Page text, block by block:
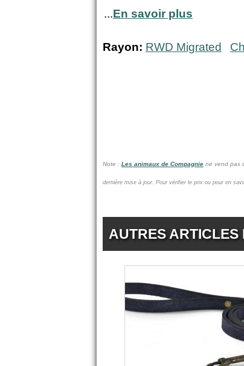
...En savoir plus
Rayon: RWD Migrated
Note : Les animaux de Compagnie ne vend pas
dernière mise à jour. Pour vérifier le prix ou pour en
AUTRES ARTICLES